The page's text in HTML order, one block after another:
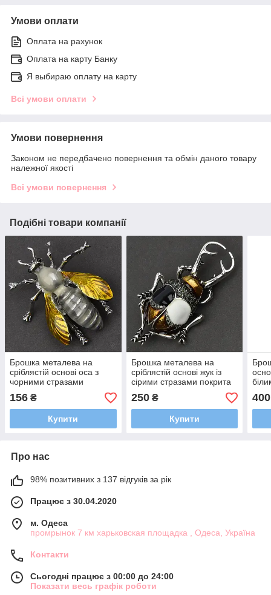
Умови оплати
Оплата на рахунок
Оплата на карту Банку
Я выбираю оплату на карту
Всі умови оплати
Умови повернення
Законом не передбачено повернення та обмін даного товару
належної якості
Всі умови повернення
Подібні товари компанії
Брошка металева на
сріблястій основі оса з
чорними стразами
покрита кольоровою
емаллю розмір 35х35 мм
156 ₴
Купити
Брошка металева на
сріблястій основі жук із
сірими стразами покрита
кольоровою емаллю
розмір 60х30 мм
250₴
Купити
400
Про нас
98% позитивних з 137 відгуків за рік
Працює з 30.04.2020
м. Одеса
промрынок 7 км харьковская площадка , Одеса, Україна
Контакти
Сьогодні працює з 00:00 до 24:00
Показати весь графік роботи